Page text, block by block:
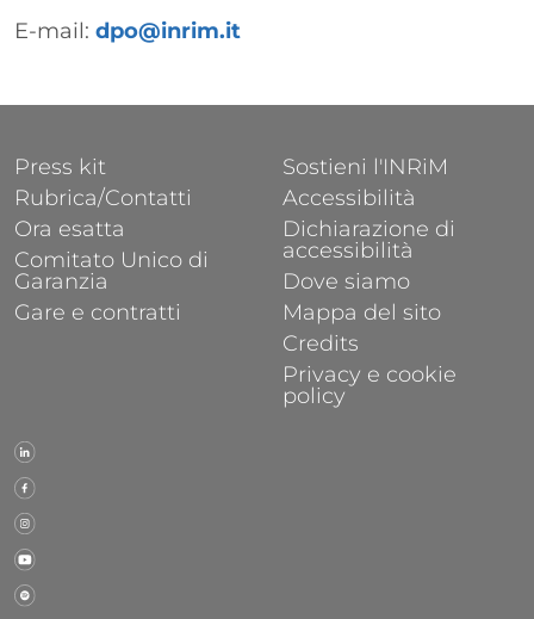
E-mail: dpo@inrim.it
FOOTER 1
Press kit
Rubrica/Contatti
Ora esatta
Comitato Unico di
Garanzia
Gare e contratti
FOOTER 2
Sostieni l'INRiM
Accessibilità
Dichiarazione di
accessibilità
Dove siamo
Mappa del sito
Credits
Privacy e cookie
policy